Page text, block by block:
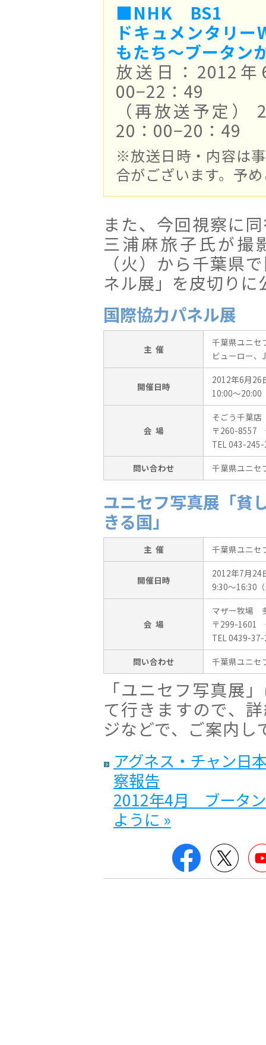
■NHK BS1
ドキュメンタリー
もたち〜ブータン
放送日：2012
00−22：49
（再放送予定）
20：00−20：49
※放送日時・内容は
合がございます。予
また、今回視察に
三浦麻旅子氏が撮
（火）から千葉県
ネル展」を皮切りに
国際協力パネル展
主 催
千葉県ユニセ
ビューロー、
開催日時
2012年6月26
10:00〜20:00
会 場
そごう千葉
〒260-8557
TEL 043-
問い合わせ
千葉県ユニ
ユニセフ写真展「貧
きる国」
主 催 千葉県ユニセ
開催日時
2012年7月24
9:30〜16:30
会 場
マザー牧場
〒299-1601
TEL 0439-
問い合わせ
千葉県ユニ
「ユニセフ写真展
て行きますので、
ジなどで、ご案内し
アグネス・チャン日
察報告
2012年4月 ブータ
ように »
Facebook